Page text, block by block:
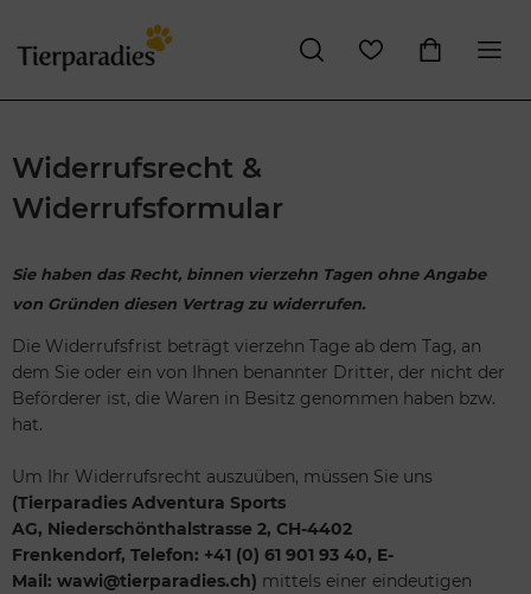
Widerrufsrecht &
Widerrufsformular
Sie haben das Recht, binnen vierzehn Tagen ohne Angabe
von Gründen diesen Vertrag zu widerrufen.
Die Widerrufsfrist beträgt vierzehn Tage ab dem Tag, an
dem Sie oder ein von Ihnen benannter Dritter, der nicht der
Beförderer ist, die Waren in Besitz genommen haben bzw.
hat.
Um Ihr Widerrufsrecht auszuüben, müssen Sie uns
(Tierparadies Adventura Sports
AG, Niederschönthalstrasse 2, CH-4402
Frenkendorf, Telefon: +41 (0) 61 901 93 40, E-
Mail: wawi@tierparadies.ch) mittels einer eindeutigen